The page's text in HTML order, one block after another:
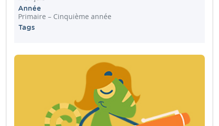
Année
Primaire – Cinquième année
Tags